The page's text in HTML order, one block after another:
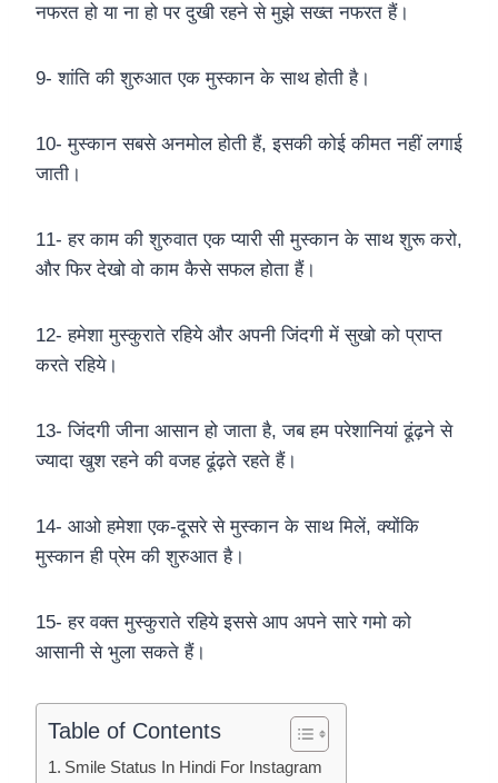
नफरत हो या ना हो पर दुखी रहने से मुझे सख्त नफरत हैं।
9- शांति की शुरुआत एक मुस्कान के साथ होती है।
10- मुस्कान सबसे अनमोल होती हैं, इसकी कोई कीमत नहीं लगाई
जाती।
11- हर काम की शुरुवात एक प्यारी सी मुस्कान के साथ शुरू करो,
और फिर देखो वो काम कैसे सफल होता हैं।
12- हमेशा मुस्कुराते रहिये और अपनी जिंदगी में सुखो को प्राप्त
करते रहिये।
13- जिंदगी जीना आसान हो जाता है, जब हम परेशानियां ढूंढ़ने से
ज्यादा खुश रहने की वजह ढूंढ़ते रहते हैं।
14- आओ हमेशा एक-दूसरे से मुस्कान के साथ मिलें, क्योंकि
मुस्कान ही प्रेम की शुरुआत है।
15- हर वक्त मुस्कुराते रहिये इससे आप अपने सारे गमो को
आसानी से भुला सकते हैं।
Table of Contents
Smile Status In Hindi For Instagram